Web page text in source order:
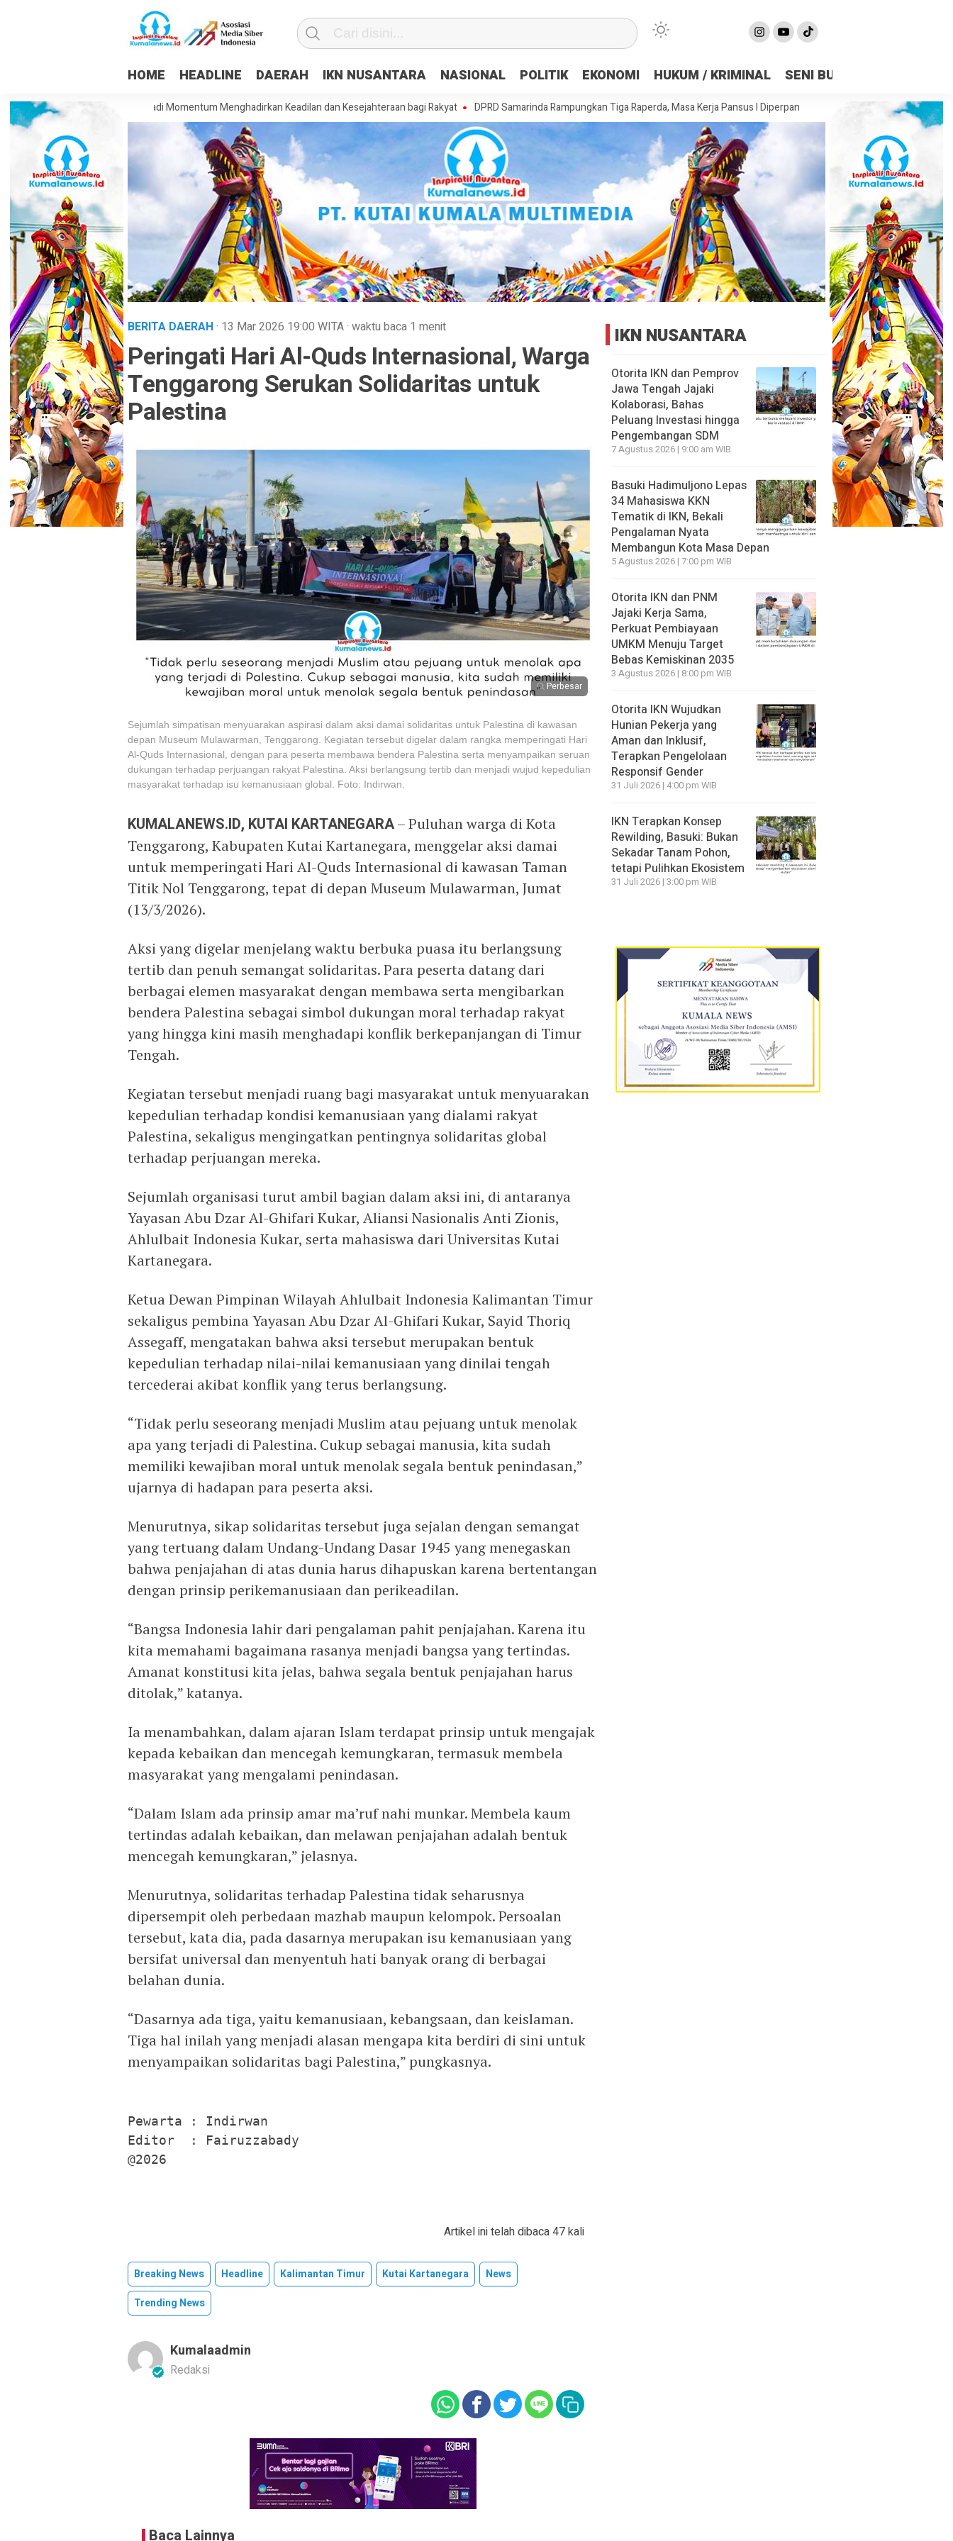
HOME HEADLINE DAERAH IKN NUSANTARA NASIONAL POLITIK EKONOMI HUKUM / KRIMINAL SENI BUDAYA
HUT ke-81 RI Harus Jadi Momentum Menghadirkan Keadilan dan Kesejahteraan bagi Rakyat DPRD Samarinda Rampungkan Tiga Raperda, Masa Kerja Pansus I Diperpanjang Demi Matangkan Substansi DPRD
BERITA DAERAH· 13 Mar 2026 19:00 WITA· waktu baca 1 menit
Peringati Hari Al-Quds Internasional, Warga
Tenggarong Serukan Solidaritas untuk
Palestina
Perbesar
Sejumlah simpatisan menyuarakan aspirasi dalam aksi damai solidaritas untuk Palestina di kawasan
depan Museum Mulawarman, Tenggarong. Kegiatan tersebut digelar dalam rangka memperingati Hari
Al-Quds Internasional, dengan para peserta membawa bendera Palestina serta menyampaikan seruan
dukungan terhadap perjuangan rakyat Palestina. Aksi berlangsung tertib dan menjadi wujud kepedulian
masyarakat terhadap isu kemanusiaan global. Foto: Indirwan.
KUMALANEWS.ID, KUTAI KARTANEGARA– Puluhan warga di Kota
Tenggarong, Kabupaten Kutai Kartanegara, menggelar aksi damai
untuk memperingati Hari Al-Quds Internasional di kawasan Taman
Titik Nol Tenggarong, tepat di depan Museum Mulawarman, Jumat
(13/3/2026).
Aksi yang digelar menjelang waktu berbuka puasa itu berlangsung
tertib dan penuh semangat solidaritas. Para peserta datang dari
berbagai elemen masyarakat dengan membawa serta mengibarkan
bendera Palestina sebagai simbol dukungan moral terhadap rakyat
yang hingga kini masih menghadapi konflik berkepanjangan di Timur
Tengah.
Kegiatan tersebut menjadi ruang bagi masyarakat untuk menyuarakan
kepedulian terhadap kondisi kemanusiaan yang dialami rakyat
Palestina, sekaligus mengingatkan pentingnya solidaritas global
terhadap perjuangan mereka.
Sejumlah organisasi turut ambil bagian dalam aksi ini, di antaranya
Yayasan Abu Dzar Al-Ghifari Kukar, Aliansi Nasionalis Anti Zionis,
Ahlulbait Indonesia Kukar, serta mahasiswa dari Universitas Kutai
Kartanegara.
Ketua Dewan Pimpinan Wilayah Ahlulbait Indonesia Kalimantan Timur
sekaligus pembina Yayasan Abu Dzar Al-Ghifari Kukar, Sayid Thoriq
Assegaff, mengatakan bahwa aksi tersebut merupakan bentuk
kepedulian terhadap nilai-nilai kemanusiaan yang dinilai tengah
tercederai akibat konflik yang terus berlangsung.
“Tidak perlu seseorang menjadi Muslim atau pejuang untuk menolak
apa yang terjadi di Palestina. Cukup sebagai manusia, kita sudah
memiliki kewajiban moral untuk menolak segala bentuk penindasan,”
ujarnya di hadapan para peserta aksi.
Menurutnya, sikap solidaritas tersebut juga sejalan dengan semangat
yang tertuang dalam Undang-Undang Dasar 1945 yang menegaskan
bahwa penjajahan di atas dunia harus dihapuskan karena bertentangan
dengan prinsip perikemanusiaan dan perikeadilan.
“Bangsa Indonesia lahir dari pengalaman pahit penjajahan. Karena itu
kita memahami bagaimana rasanya menjadi bangsa yang tertindas.
Amanat konstitusi kita jelas, bahwa segala bentuk penjajahan harus
ditolak,” katanya.
Ia menambahkan, dalam ajaran Islam terdapat prinsip untuk mengajak
kepada kebaikan dan mencegah kemungkaran, termasuk membela
masyarakat yang mengalami penindasan.
“Dalam Islam ada prinsip amar ma’ruf nahi munkar. Membela kaum
tertindas adalah kebaikan, dan melawan penjajahan adalah bentuk
mencegah kemungkaran,” jelasnya.
Menurutnya, solidaritas terhadap Palestina tidak seharusnya
dipersempit oleh perbedaan mazhab maupun kelompok. Persoalan
tersebut, kata dia, pada dasarnya merupakan isu kemanusiaan yang
bersifat universal dan menyentuh hati banyak orang di berbagai
belahan dunia.
“Dasarnya ada tiga, yaitu kemanusiaan, kebangsaan, dan keislaman.
Tiga hal inilah yang menjadi alasan mengapa kita berdiri di sini untuk
menyampaikan solidaritas bagi Palestina,” pungkasnya.
Pewarta : Indirwan
Editor  : Fairuzzabady
@2026
Artikel ini telah dibaca 47 kali
Breaking News Headline Kalimantan Timur Kutai Kartanegara
News
Trending News
Kumalaadmin
Redaksi
Baca Lainnya
IKN NUSANTARA
Otorita IKN dan Pemprov
Jawa Tengah Jajaki
Kolaborasi, Bahas
Peluang Investasi hingga
Pengembangan SDM
7 Agustus 2026 | 9:00 am WIB
Basuki Hadimuljono Lepas
34 Mahasiswa KKN
Tematik di IKN, Bekali
Pengalaman Nyata
Membangun Kota Masa Depan
5 Agustus 2026 | 7:00 pm WIB
Otorita IKN dan PNM
Jajaki Kerja Sama,
Perkuat Pembiayaan
UMKM Menuju Target
Bebas Kemiskinan 2035
3 Agustus 2026 | 8:00 pm WIB
Otorita IKN Wujudkan
Hunian Pekerja yang
Aman dan Inklusif,
Terapkan Pengelolaan
Responsif Gender
31 Juli 2026 | 4:00 pm WIB
IKN Terapkan Konsep
Rewilding, Basuki: Bukan
Sekadar Tanam Pohon,
tetapi Pulihkan Ekosistem
31 Juli 2026 | 3:00 pm WIB